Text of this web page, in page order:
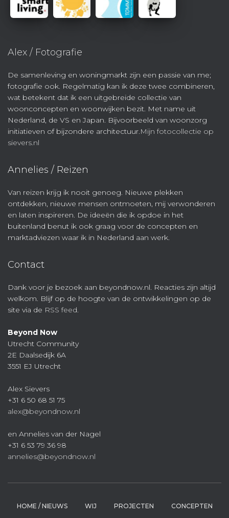
Alex / Fotografie
De samenleving en woningmarkt zijn een passie van me;
fotografie ook. Regelmatig kan ik deze twee combineren,
wat betekent dat ik een uitgebreide collectie van
woonconcepten en woonwijken bezit. Met name uit
Nederland, de VS en Japan. Bijvoorbeeld van woonzorg
initiatieven of bijzondere architectuur.Mijn fotocollectie op
sievers.nl
Annelies / Reizen
Van reizen krijg ik nooit genoeg. Nieuwe plekken
ontdekken, nieuwe mensen ontmoeten, mij verwonderen
en laten inspireren. De ideeën die ik opdoe in het
buitenland benut ik ook graag voor de concepten en
marktadviezen waar ik in Nederland aan werk.
Contact
Dank voor je bezoek aan beyondnow.nl. Reacties zijn altijd
welkom. Blijf op de hoogte van de ontwikkelingen op de
site via de RSS feed.
Beyond Now
Utrecht Community
2E Daalsedijk 6A
3551 EJ Utrecht
Alex Sievers
+31 6 50 68 51 75
alex@beyondnow.nl
en Annelies van der Nagel
+31 6 53 79 36 98
annelies@beyondnow.nl
HOME / NIEUWS WIJ PROJECTEN CONCEPTEN